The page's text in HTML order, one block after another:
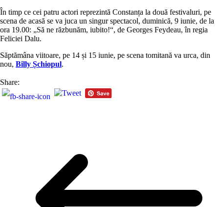
În timp ce cei patru actori reprezintă Constanța la două festivaluri, pe
scena de acasă se va juca un singur spectacol, duminică, 9 iunie, de la
ora 19.00: „Să ne răzbunăm, iubito!“, de Georges Feydeau, în regia
Feliciei Dalu.
Săptămâna viitoare, pe 14 și 15 iunie, pe scena tomitană va urca, din
nou, Billy Șchiopul.
Share: